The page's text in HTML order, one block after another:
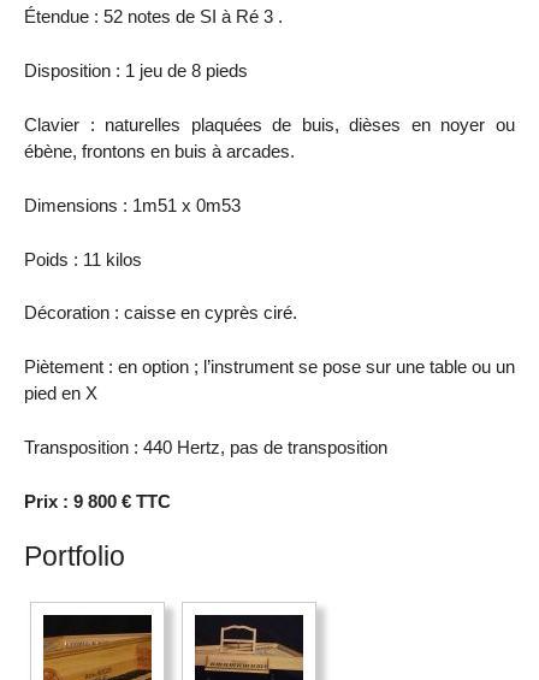
Étendue : 52 notes de SI à Ré 3 .
Disposition : 1 jeu de 8 pieds
Clavier : naturelles plaquées de buis, dièses en noyer ou
ébène, frontons en buis à arcades.
Dimensions : 1m51 x 0m53
Poids : 11 kilos
Décoration : caisse en cyprès ciré.
Piètement : en option ; l’instrument se pose sur une table ou un
pied en X
Transposition : 440 Hertz, pas de transposition
Prix : 9 800 € TTC
Portfolio